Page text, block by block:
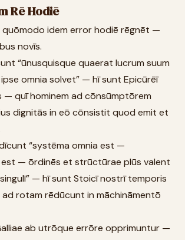
Rē Hodiē
quōmodo idem error hodiē rēgnēt —
novīs.
“ūnusquisque quaerat lucrum suum
omnia solvet” — hī sunt Epicūrēī
quī hominem ad cōnsūmptōrem
dignitās in eō cōnsistit quod emit et
“systēma omnia est —
est — ōrdinēs et strūctūrae plūs valent
— hī sunt Stoicī nostrī temporis
rotam rēdūcunt in māchināmentō
ab utrōque errōre opprimuntur —